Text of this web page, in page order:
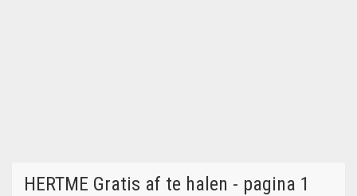
HERTME Gratis af te halen - pagina 1